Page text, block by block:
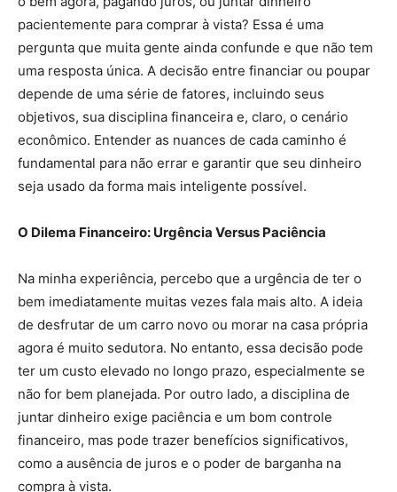
pacientemente para comprar à vista? Essa é uma
pergunta que muita gente ainda confunde e que não tem
uma resposta única. A decisão entre financiar ou poupar
depende de uma série de fatores, incluindo seus
objetivos, sua disciplina financeira e, claro, o cenário
econômico. Entender as nuances de cada caminho é
fundamental para não errar e garantir que seu dinheiro
seja usado da forma mais inteligente possível.
O Dilema Financeiro: Urgência Versus Paciência
Na minha experiência, percebo que a urgência de ter o
bem imediatamente muitas vezes fala mais alto. A ideia
de desfrutar de um carro novo ou morar na casa própria
agora é muito sedutora. No entanto, essa decisão pode
ter um custo elevado no longo prazo, especialmente se
não for bem planejada. Por outro lado, a disciplina de
juntar dinheiro exige paciência e um bom controle
financeiro, mas pode trazer benefícios significativos,
como a ausência de juros e o poder de barganha na
compra à vista.